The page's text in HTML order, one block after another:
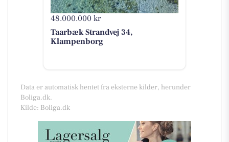
48.000.000 kr
Taarbæk Strandvej 34,
Klampenborg
Data er automatisk hentet fra eksterne kilder, herunder
Boliga.dk.
Kilde: Boliga.dk